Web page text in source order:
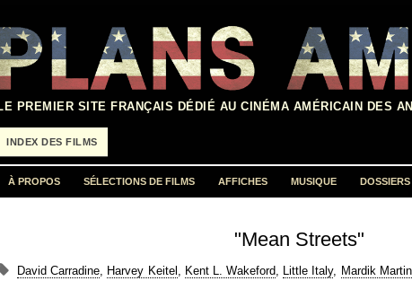
PREMIER SITE FRANÇAIS DÉDIÉ AU CINÉMA AMÉRICAIN DES
INDEX DES FILMS
À PROPOS SÉLECTIONS DE FILMS AFFICHES MUSIQUE DOSSIERS
"Mean Streets"
David Carradine, Harvey Keitel , Kent L. Wakeford, Little Italy, Mardik Martin